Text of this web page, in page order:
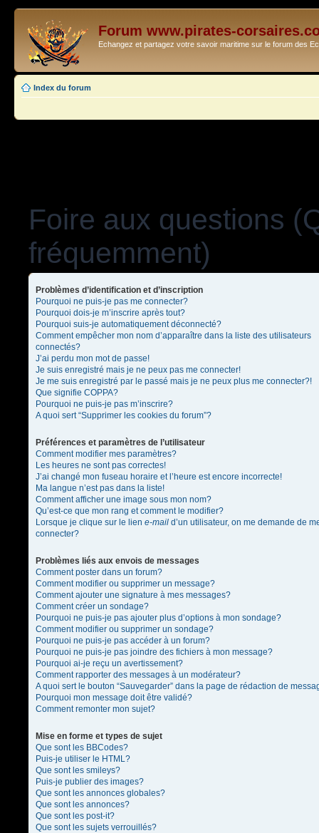
Forum www.pirates-
Echangez et partagez votre savoir maritime sur le forum des
Index du forum
Foire aux questions
fréquemment)
Problèmes d’identification et d’inscription
Pourquoi ne puis-je pas me connecter?
Pourquoi dois-je m’inscrire après tout?
Pourquoi suis-je automatiquement déconnecté?
Comment empêcher mon nom d’apparaître dans la liste des utilisateurs
connectés?
J’ai perdu mon mot de passe!
Je suis enregistré mais je ne peux pas me connecter!
Je me suis enregistré par le passé mais je ne peux plus me connecter?!
Que signifie COPPA?
Pourquoi ne puis-je pas m’inscrire?
A quoi sert “Supprimer les cookies du forum”?
Préférences et paramètres de l’utilisateur
Comment modifier mes paramètres?
Les heures ne sont pas correctes!
J’ai changé mon fuseau horaire et l’heure est encore incorrecte!
Ma langue n’est pas dans la liste!
Comment afficher une image sous mon nom?
Qu’est-ce que mon rang et comment le modifier?
Lorsque je clique sur le lien e-mail d’un utilisateur, on me demande de
connecter?
Problèmes liés aux envois de messages
Comment poster dans un forum?
Comment modifier ou supprimer un message?
Comment ajouter une signature à mes messages?
Comment créer un sondage?
Pourquoi ne puis-je pas ajouter plus d’options à mon sondage?
Comment modifier ou supprimer un sondage?
Pourquoi ne puis-je pas accéder à un forum?
Pourquoi ne puis-je pas joindre des fichiers à mon message?
Pourquoi ai-je reçu un avertissement?
Comment rapporter des messages à un modérateur?
A quoi sert le bouton “Sauvegarder” dans la page de rédaction de
Pourquoi mon message doit être validé?
Comment remonter mon sujet?
Mise en forme et types de sujet
Que sont les BBCodes?
Puis-je utiliser le HTML?
Que sont les smileys?
Puis-je publier des images?
Que sont les annonces globales?
Que sont les annonces?
Que sont les post-it?
Que sont les sujets verrouillés?